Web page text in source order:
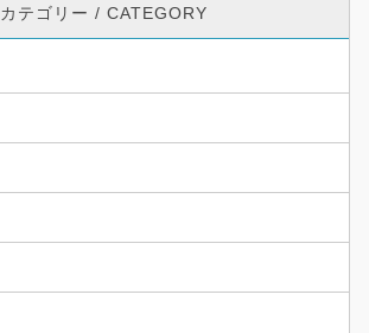
カテゴリー / CATEGORY